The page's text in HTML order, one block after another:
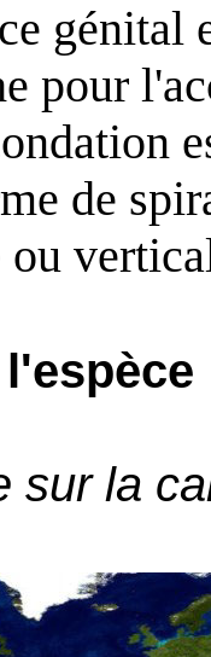
génital
pour
de
sur la